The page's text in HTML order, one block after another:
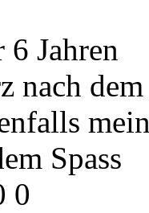
6 Jahren
nach
Spass
0